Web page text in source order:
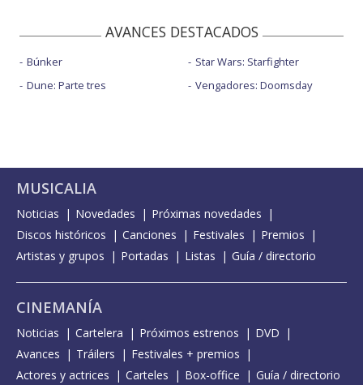
AVANCES DESTACADOS
Búnker
Dune: Parte tres
Star Wars: Starfighter
Vengadores: Doomsday
MUSICALIA
Noticias Novedades
Próximas novedades
Discos históricos
Canciones Festivales
Premios
Artistas y grupos
Portadas Listas Guía / directorio
CINEMANÍA
Noticias Cartelera Próximos estrenos
DVD
Avances
Tráilers
Festivales + premios
Actores y actrices
Carteles Box-office Guía / directorio